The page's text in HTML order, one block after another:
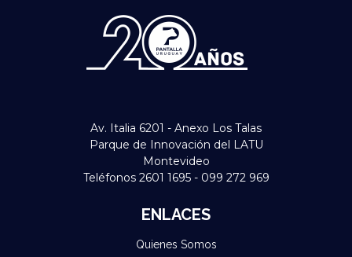
Av. Italia 6201 - Anexo Los Talas
Parque de Innovación del LATU
Montevideo
Teléfonos 2601 1695 - 099 272 969
ENLACES
Quienes Somos